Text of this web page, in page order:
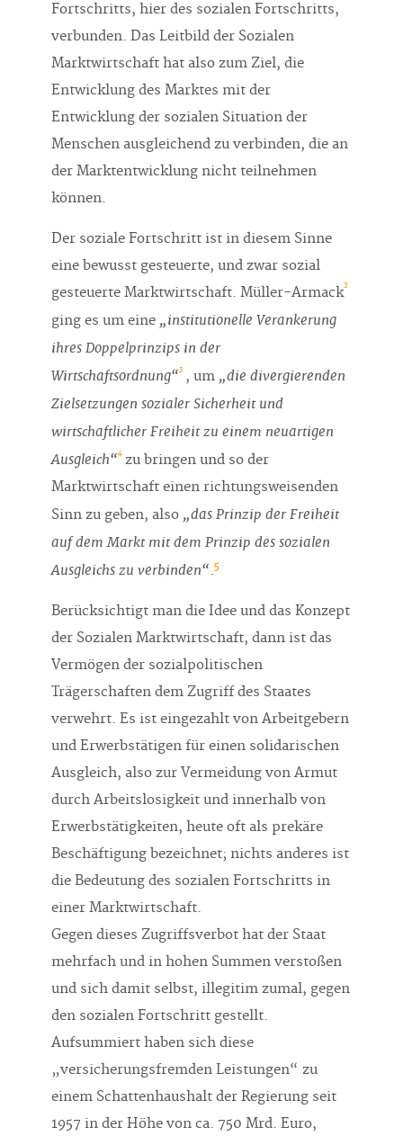
Fortschritts, hier des sozialen Fortschritts,
verbunden. Das Leitbild der Sozialen
Marktwirtschaft hat also zum Ziel, die
Entwicklung des Marktes mit der
Entwicklung der sozialen Situation der
Menschen ausgleichend zu verbinden, die an
der Marktentwicklung nicht teilnehmen
können.
Der soziale Fortschritt ist in diesem Sinne
eine bewusst gesteuerte, und zwar sozial
gesteuerte Marktwirtschaft. Müller-Armack2
ging es um eine „institutionelle Verankerung
ihres Doppelprinzips in der
Wirtschaftsordnung“3 , um „die divergierenden
Zielsetzungen sozialer Sicherheit und
wirtschaftlicher Freiheit zu einem neuartigen
Ausgleich“4 zu bringen und so der
Marktwirtschaft einen richtungsweisenden
Sinn zu geben, also „das Prinzip der Freiheit
auf dem Markt mit dem Prinzip des sozialen
Ausgleichs zu verbinden“.5
Berücksichtigt man die Idee und das Konzept
der Sozialen Marktwirtschaft, dann ist das
Vermögen der sozialpolitischen
Trägerschaften dem Zugriff des Staates
verwehrt. Es ist eingezahlt von Arbeitgebern
und Erwerbstätigen für einen solidarischen
Ausgleich, also zur Vermeidung von Armut
durch Arbeitslosigkeit und innerhalb von
Erwerbstätigkeiten, heute oft als prekäre
Beschäftigung bezeichnet; nichts anderes ist
die Bedeutung des sozialen Fortschritts in
einer Marktwirtschaft.
Gegen dieses Zugriffsverbot hat der Staat
mehrfach und in hohen Summen verstoßen
und sich damit selbst, illegitim zumal, gegen
den sozialen Fortschritt gestellt.
Aufsummiert haben sich diese
„versicherungsfremden Leistungen“ zu
einem Schattenhaushalt der Regierung seit
1957 in der Höhe von ca. 750 Mrd. Euro,